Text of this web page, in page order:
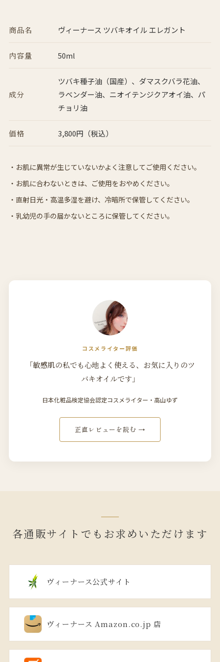
商品名 ヴィーナース ツバキオイル エレガント
内容量 50ml
成分
ツバキ種子油（国産）、ダマスクバラ花油、
ラベンダー油、ニオイテンジクアオイ油、パ
チョリ油
価格 3,800円（税込）
お肌に異常が生じていないかよく注意してご使用ください。
お肌に合わないときは、ご使用をおやめください。
直射日光・高温多湿を避け、冷暗所で保管してください。
乳幼児の手の届かないところに保管してください。
コスメライター評価
「敏感肌の私でも心地よく使える、お気に入りのツ
バキオイルです」
日本化粧品検定協会認定コスメライター・高山ゆず
正直レビューを読む →
各通販サイトでもお求めいただけます
ヴィーナース公式サイト
ヴィーナース Amazon.co.jp 店